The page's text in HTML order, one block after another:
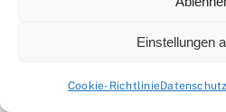
Einstellungen
Cookie-Richtlinie
© 2007 - 2026 •